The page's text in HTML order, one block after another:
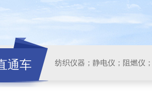
通车 纺织仪器；静电仪；阻燃仪